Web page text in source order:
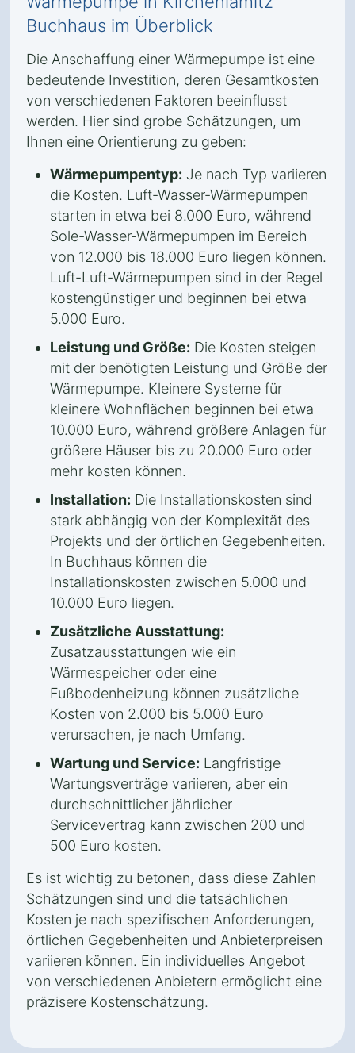
Buchhaus im Überblick
Die Anschaffung einer Wärmepumpe ist eine
bedeutende Investition, deren Gesamtkosten
von verschiedenen Faktoren beeinflusst
werden. Hier sind grobe Schätzungen, um
Ihnen eine Orientierung zu geben:
Wärmepumpentyp: Je nach Typ variieren
die Kosten. Luft-Wasser-Wärmepumpen
starten in etwa bei 8.000 Euro, während
Sole-Wasser-Wärmepumpen im Bereich
von 12.000 bis 18.000 Euro liegen können.
Luft-Luft-Wärmepumpen sind in der Regel
kostengünstiger und beginnen bei etwa
5.000 Euro.
Leistung und Größe: Die Kosten steigen
mit der benötigten Leistung und Größe der
Wärmepumpe. Kleinere Systeme für
kleinere Wohnflächen beginnen bei etwa
10.000 Euro, während größere Anlagen für
größere Häuser bis zu 20.000 Euro oder
mehr kosten können.
Installation: Die Installationskosten sind
stark abhängig von der Komplexität des
Projekts und der örtlichen Gegebenheiten.
In Buchhaus können die
Installationskosten zwischen 5.000 und
10.000 Euro liegen.
Zusätzliche Ausstattung:
Zusatzausstattungen wie ein
Wärmespeicher oder eine
Fußbodenheizung können zusätzliche
Kosten von 2.000 bis 5.000 Euro
verursachen, je nach Umfang.
Wartung und Service: Langfristige
Wartungsverträge variieren, aber ein
durchschnittlicher jährlicher
Servicevertrag kann zwischen 200 und
500 Euro kosten.
Es ist wichtig zu betonen, dass diese Zahlen
Schätzungen sind und die tatsächlichen
Kosten je nach spezifischen Anforderungen,
örtlichen Gegebenheiten und Anbieterpreisen
variieren können. Ein individuelles Angebot
von verschiedenen Anbietern ermöglicht eine
präzisere Kostenschätzung.